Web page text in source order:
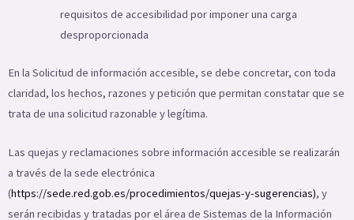
requisitos de accesibilidad por imponer una carga
desproporcionada
En la Solicitud de información accesible, se debe concretar, con toda
claridad, los hechos, razones y petición que permitan constatar que se
trata de una solicitud razonable y legítima.
Las quejas y reclamaciones sobre información accesible se realizarán
a través de la sede electrónica
(https://sede.red.gob.es/procedimientos/quejas-y-sugerencias), y
serán recibidas y tratadas por el área de Sistemas de la Información